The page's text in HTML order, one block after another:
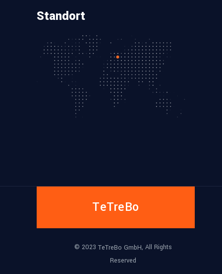
Standort
TeTreBo
© 2023 TeTreBo GmbH, All Rights
Reserved